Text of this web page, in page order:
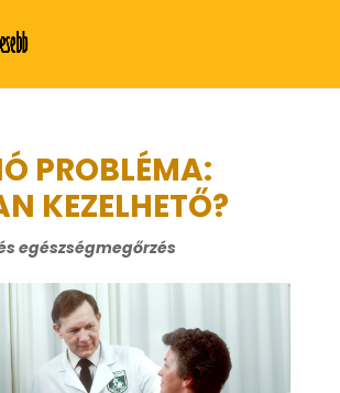
PROBLÉMA:
KEZELHETŐ?
egészségmegőrzés